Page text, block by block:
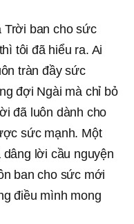
Trời ban cho sức
tôi đã hiểu ra. Ai
tràn đầy sức
đợi Ngài mà chỉ bỏ
đã luôn dành cho
sức mạnh. Một
lời cầu nguyện
ban cho sức mới
điều mình mong